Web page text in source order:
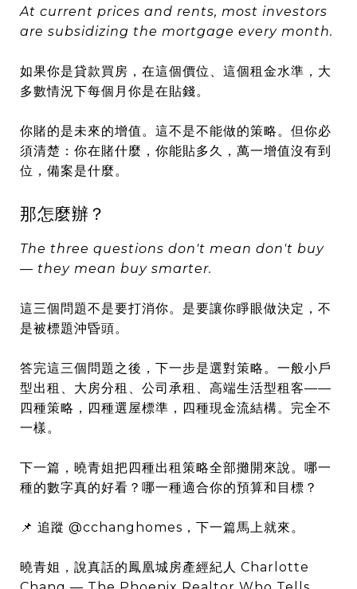
At current prices and rents, most investors
are subsidizing the mortgage every month.
如果你是貸款買房，在這個價位、這個租金水準，大
多數情況下每個月你是在貼錢。
你賭的是未來的增值。這不是不能做的策略。但你必
須清楚：你在賭什麼，你能貼多久，萬一增值沒有到
位，備案是什麼。
那怎麼辦？
The three questions don't mean don't buy
— they mean buy smarter.
這三個問題不是要打消你。是要讓你睜眼做決定，不
是被標題沖昏頭。
答完這三個問題之後，下一步是選對策略。一般小戶
型出租、大房分租、公司承租、高端生活型租客——
四種策略，四種選屋標準，四種現金流結構。完全不
一樣。
下一篇，曉青姐把四種出租策略全部攤開來說。哪一
種的數字真的好看？哪一種適合你的預算和目標？
📌 追蹤 @cchanghomes，下一篇馬上就來。
曉青姐，說真話的鳳凰城房產經紀人 Charlotte